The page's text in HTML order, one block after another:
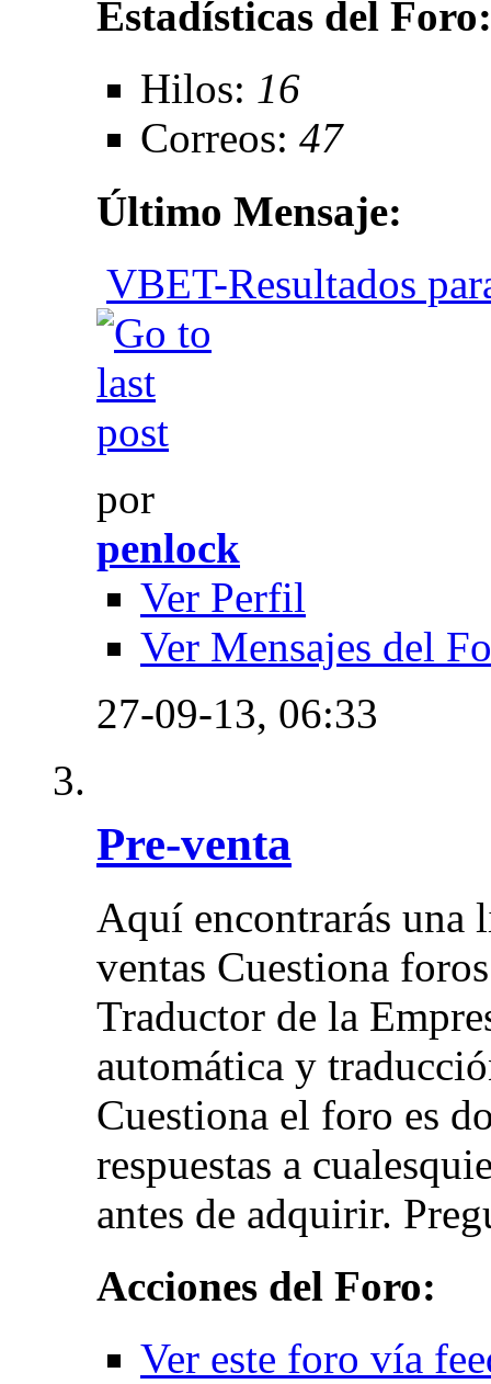
Estadísticas del Foro:
Hilos: 16
Correos: 47
Último Mensaje:
VBET-Resultados
por
penlock
Ver Perfil
Ver Mensajes del
27-09-13, 06:33
Pre-venta
Aquí encontrarás una
ventas Cuestiona
Traductor de la
automática y
Cuestiona el foro es
respuestas a
antes de adquirir.
Acciones del Foro:
Ver este foro vía